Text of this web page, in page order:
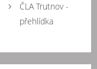
ČLA Trutnov -
přehlídka